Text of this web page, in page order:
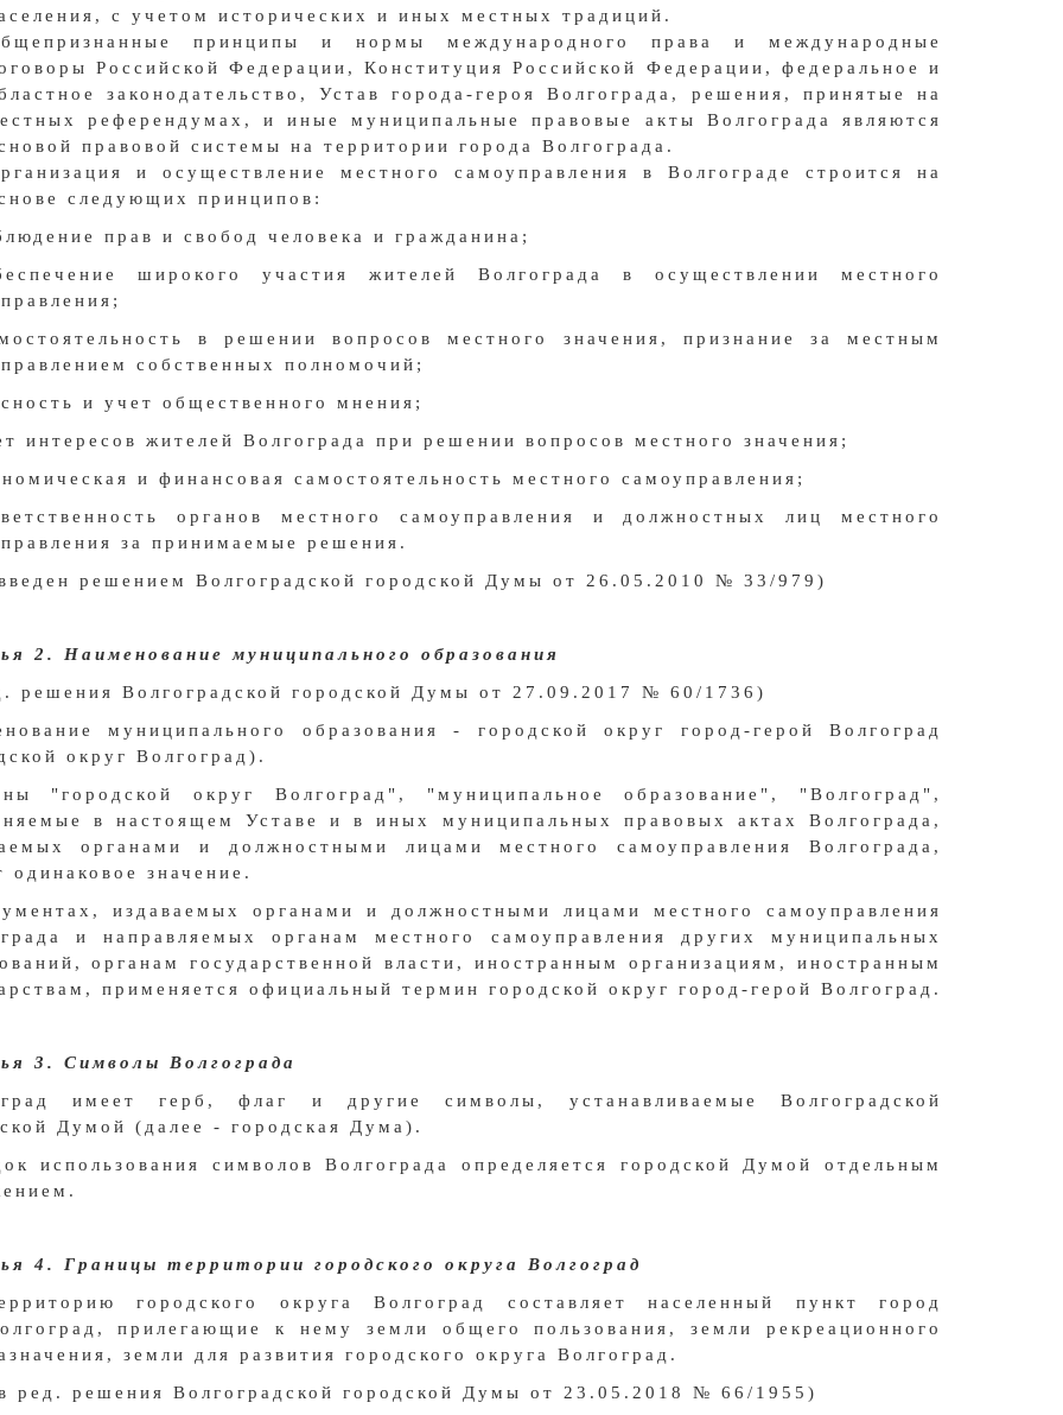
с учетом исторических и иных местных традиций.
принципы и нормы международного права и международные
Российской Федерации, Конституция Российской Федерации, федеральное и
законодательство, Устав города-героя Волгограда, решения, принятые на
референдумах, и иные муниципальные правовые акты Волгограда являются
правовой системы на территории города Волгограда.
и осуществление местного самоуправления в Волгограде строится на
следующих принципов:
прав и свобод человека и гражданина;
широкого участия жителей Волгограда в осуществлении местного
в решении вопросов местного значения, признание за местным
собственных полномочий;
и учет общественного мнения;
интересов жителей Волгограда при решении вопросов местного значения;
и финансовая самостоятельность местного самоуправления;
органов местного самоуправления и должностных лиц местного
за принимаемые решения.
решением Волгоградской городской Думы от 26.05.2010 № 33/979)
2. Наименование муниципального образования
решения Волгоградской городской Думы от 27.09.2017 № 60/1736)
муниципального образования - городской округ город-герой Волгоград
округ Волгоград).
"городской округ Волгоград", "муниципальное образование", "Волгоград",
в настоящем Уставе и в иных муниципальных правовых актах Волгограда,
органами и должностными лицами местного самоуправления Волгограда,
одинаковое значение.
издаваемых органами и должностными лицами местного самоуправления
и направляемых органам местного самоуправления других муниципальных
органам государственной власти, иностранным организациям, иностранным
применяется официальный термин городской округ город-герой Волгоград.
3. Символы Волгограда
имеет герб, флаг и другие символы, устанавливаемые Волгоградской
Думой (далее - городская Дума).
использования символов Волгограда определяется городской Думой отдельным
4. Границы территории городского округа Волгоград
городского округа Волгоград составляет населенный пункт город
прилегающие к нему земли общего пользования, земли рекреационного
земли для развития городского округа Волгоград.
ред. решения Волгоградской городской Думы от 23.05.2018 № 66/1955)